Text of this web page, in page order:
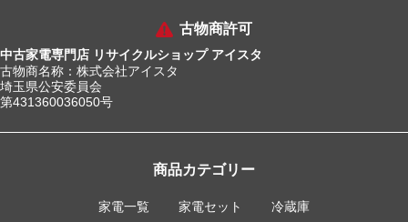
古物商許可
中古家電専門店 リサイクルショップ アイスタ
古物商名称：株式会社アイスタ
埼玉県公安委員会
第431360036050号
商品カテゴリー
家電一覧 家電セット
冷蔵庫